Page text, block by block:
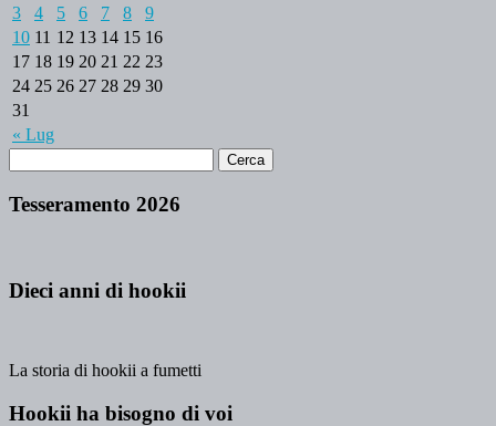
« Lug
3
4 5 6 7 8
9
10 11 12 13 14 15 16
17 18 19 20 21 22 23
24 25 26 27 28 29 30
31
Tesseramento 2026
Dieci anni di hookii
La storia di hookii a fumetti
Hookii ha bisogno di voi